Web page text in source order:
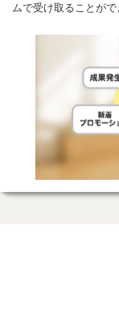
ムで受け取ることが